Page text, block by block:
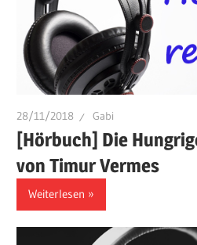
28/11/2018 Gabi
[Hörbuch] Die
von Timur Vermes
Weiterlesen